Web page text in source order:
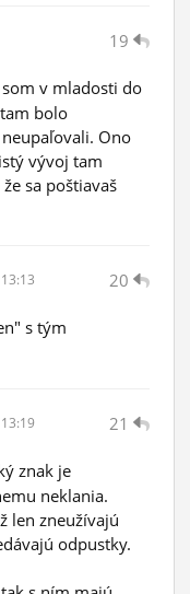
19
v mladosti do
bolo
Ono
vývoj tam
sa poštiavaš
20
s tým
21
znak je
neklania.
len zneužívajú
odpustky.